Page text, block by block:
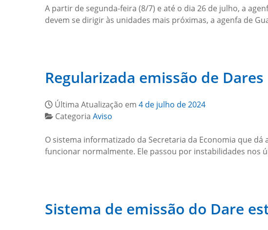
A partir de segunda-feira (8/7) e até o dia 26 de julho, a
devem se dirigir às unidades mais próximas, a agenfa de
Regularizada emissão de Dares
Última Atualização em 4 de julho de 2024
Categoria Aviso
O sistema informatizado da Secretaria da Economia que
funcionar normalmente. Ele passou por instabilidades nos
Sistema de emissão do Dare